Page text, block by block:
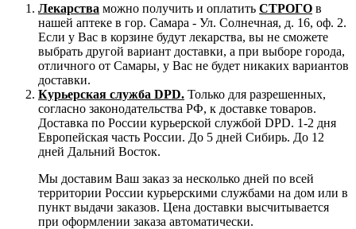
Лекарства можно получить и оплатить СТРОГО в
нашей аптеке в гор. Самара - Ул. Солнечная, д. 16, оф. 2.
Если у Вас в корзине будут лекарства, вы не сможете
выбрать другой вариант доставки, а при выборе города,
отличного от Самары, у Вас не будет никаких вариантов
доставки.
Курьерская служба DPD. Только для разрешенных,
согласно законодательства РФ, к доставке товаров.
Доставка по России курьерской службой DPD. 1-2 дня
Европейская часть России. До 5 дней Сибирь. До 12
дней Дальний Восток.
Мы доставим Ваш заказ за несколько дней по всей
территории России курьерскими службами на дом или в
пункт выдачи заказов. Цена доставки высчитывается
при оформлении заказа автоматически.